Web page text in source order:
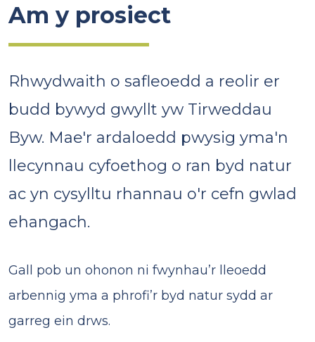
Am y prosiect
Rhwydwaith o safleoedd a reolir er
budd bywyd gwyllt yw Tirweddau
Byw. Mae'r ardaloedd pwysig yma'n
llecynnau cyfoethog o ran byd natur
ac yn cysylltu rhannau o'r cefn gwlad
ehangach.
Gall pob un ohonon ni fwynhau’r lleoedd
arbennig yma a phrofi’r byd natur sydd ar
garreg ein drws.